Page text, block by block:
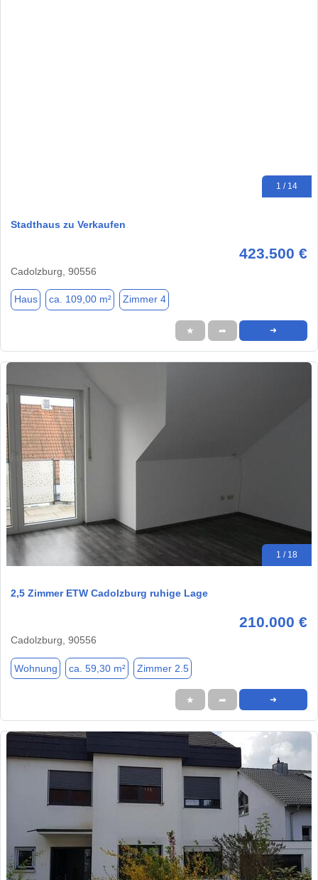
1 / 14
Stadthaus zu Verkaufen
423.500 €
Cadolzburg, 90556
Haus ca. 109,00 m² Zimmer 4
★ ➦ ➜
1 / 18
2,5 Zimmer ETW Cadolzburg ruhige Lage
210.000 €
Cadolzburg, 90556
Wohnung ca. 59,30 m² Zimmer 2.5
★ ➦ ➜